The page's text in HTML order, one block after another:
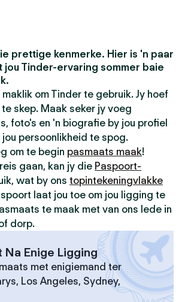
prettige kenmerke. Hier is 'n paar
jou Tinder-ervaring sommer baie
om Tinder te gebruik. Jy hoef
te skep. Maak seker jy voeg
foto's en 'n biografie by jou profiel
persoonlikheid te spog.
om te begin pasmaats maak!
gaan, kan jy die Paspoort-
wat by ons topintekeningvlakke
laat jou toe om jou ligging te
te maak met van ons lede in
dorp.
Na Enige Ligging
met enigiemand ter
Los Angeles, Sydney,